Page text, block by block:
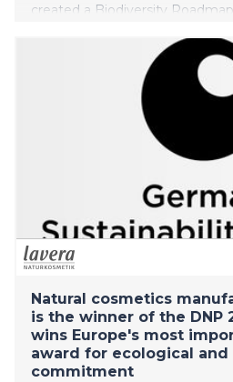
created a Biodiversity
in an effort to prevent
Natural cosmetics
is the winner of the DNP
wins Europe's most
award for ecological and
commitment